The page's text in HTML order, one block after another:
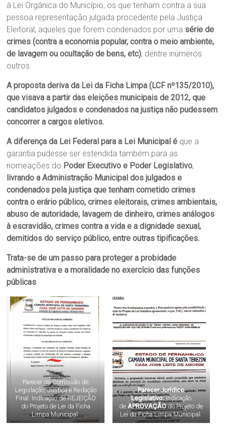
à Lei Orgânica do Município; os que tenham contra a sua
pessoa representação julgada procedente pela Justiça
Eleitoral; aqueles que forem condenados por uma série de
crimes (contra a economia popular, contra o meio ambiente,
de lavagem ou ocultação de bens, etc), dentre inúmeros
outros.
A proposta deriva da Lei da Ficha Limpa (LCF nº135/2010),
que visava a partir das eleições municipais de 2012, que
candidatos julgados e condenados na justiça não pudessem
concorrer a cargos eletivos.
A diferença da Lei Federal para a Lei Municipal é que a
garantia pudesse ser estendida também para as
nomeações do Poder Executivo e Poder Legislativo,
livrando a Administração Municipal dos julgados e
condenados pela justiça que tenham cometido crimes
contra o erário público, crimes eleitorais, crimes ambientais,
abuso de autoridade, lavagem de dinheiro, crimes análogos
à escravidão, crimes contra a vida e a dignidade sexual,
demitidos do serviço público, entre outras tipificações.
Trata-se de um passo para proteger a probidade
administrativa e a moralidade no exercício das funções
públicas
Parecer da Comissão de
Legislação, Justiça e Redação
Final. Indicação de REJEIÇÃO
do Projeto de Lei da Ficha
Limpa Municipal.
Parecer Jurídico
Legislativo:Indicação
deAPROVAÇÃOdo Projeto de
Lei da Ficha Limpa Municipal.